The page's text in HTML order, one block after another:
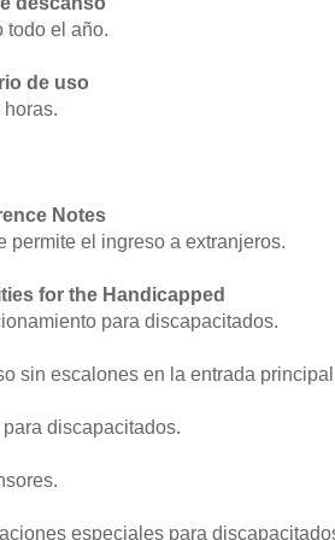
todo el año.
de uso
horas.
Notes
permite el ingreso a extranjeros.
for the Handicapped
para discapacitados.
sin escalones en la entrada
discapacitados.
especiales para